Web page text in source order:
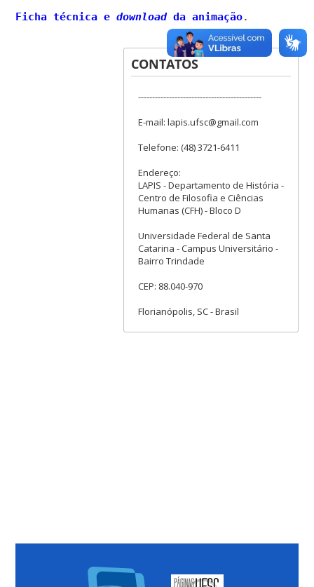
Ficha técnica edownloadda animação.
CONTATOS
--------------------------------------------
E-mail: lapis.ufsc@gmail.com
Telefone: (48) 3721-6411
Endereço:
LAPIS - Departamento de História -
Centro de Filosofia e Ciências
Humanas (CFH) - Bloco D
Universidade Federal de Santa
Catarina - Campus Universitário -
Bairro Trindade
CEP: 88.040-970
Florianópolis, SC - Brasil